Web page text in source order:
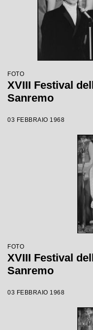
FOTO
XVIII Festival
Sanremo
03 FEBBRAIO 1968
FOTO
XVIII Festival
Sanremo
03 FEBBRAIO 1968